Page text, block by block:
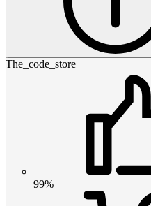
The_code_store
99%